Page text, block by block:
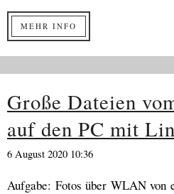
MEHR INFO
Große Dateien
auf den PC mit
6 August 2020 10:36
Aufgabe: Fotos über WLAN von